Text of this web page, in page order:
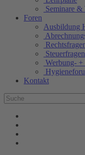
Seminare &
Foren
Ausbildung
Werbung-
Kontakt